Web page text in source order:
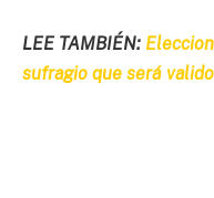
LEE TAMBIÉN:
sufragio que será